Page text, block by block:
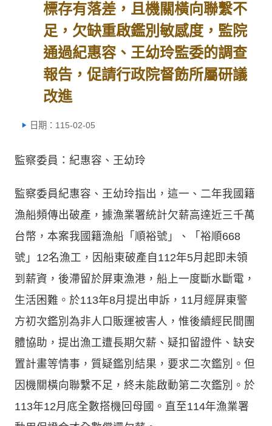
標存有落差，且機關橫向聯繫不
足，欠缺重啟鑑別敏感度，監院
通過紀惠容、王幼玲監委的調查
報告，促請行政院督飭所屬研議
改進
日期：115-02-05
監察委員：紀惠容、王幼玲
監察委員紀惠容、王幼玲指出，這一、二年我國籍
漁船頻傳出破產，據漁業署統計欠薪高達近三千萬
台幣，本案我國籍漁船「順裕號」、「裕順668
號」12名漁工，因船東破產自112年5月起即未領
到薪資，後滯留於屏東漁港，船上一度斷水斷電，
生活困難。於113年8月提出申訴，11月經屏東警
方初次鑑別為非人口販運被害人，惟後續經民間團
體協助，提出漁工遭長期欠薪、疑扣留證件、缺安
置計畫等情事，質疑鑑別結果，要求二次鑑別。但
因機關橫向聯繫不足，終未能啟動第二次鑑別。於
113年12月底全數搭機回母國。直至114年漁業署